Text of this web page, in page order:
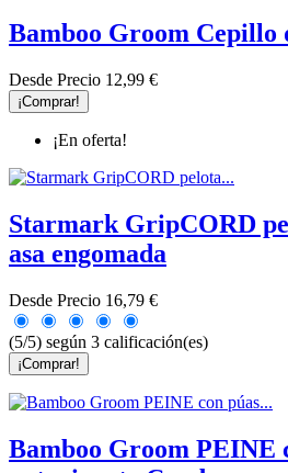
Bamboo Groom Cepillo
Desde Precio 12,99 €
¡Comprar!
¡En oferta!
Starmark GripCORD
asa engomada
Desde Precio 16,79 €
(5/5) según 3 calificación(es)
¡Comprar!
Bamboo Groom PEINE